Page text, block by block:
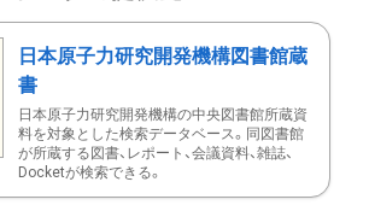
日本原子力研究開発機構図書館蔵
書
日本原子力研究開発機構の中央図書館所蔵資
料を対象とした検索データベース。同図書館
が所蔵する図書、レポート、会議資料、雑誌、
Docketが検索できる。